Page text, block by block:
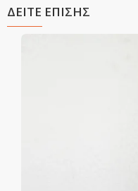
ΔΕΙΤΕ ΕΠΙΣΗΣ